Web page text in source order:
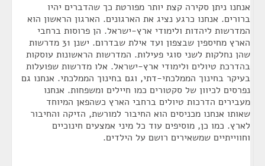
אנחנו ניתן סקירה קצת יותר מפורטת כך שהדברים יהיו
ברורים. אנחנו כרגע נציג את הארגונים. הארגון הראשון הוא
המדרשות ליהדות ולימודי ארץ-ישראל. הן פרוסות ברחבי
הארץ מחיספין שבצפון ועד אילת שבדרום. ישנן 31 מדרשות
שהן נחלקות לשני סוגי פעילות. המדרשות הראשונות עוסקות
בהדרכת טיולים ולימודי ארץ-ישראל. אלו מדרשות שפועלות
בעיקר בחינוך הממלכתי-דתי, וגם בחינוך הממלכתי. אנחנו גם
נפרסים לכיוון של סקטורים כמו חיילים ומשפחות. אנחנו
מעבירים הדרכות טיולים ברחבי הארץ כשהפאן המיוחד
שאותו אנחנו מכניסים הוא החיבור למורשת, הזיקה והחיבור
לארץ. כמו כן, מוסיפים עוד כל מיני אמצעים חינוכיים
וחווייתיים שמשאירים רושם על הילדים.